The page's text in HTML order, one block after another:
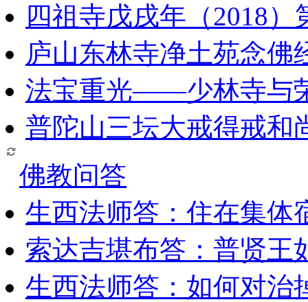
四祖寺戊戌年（2018
庐山东林寺净土苑念佛
法宝重光——少林寺与
普陀山三坛大戒得戒和
佛教问答
生西法师答：住在集体
索达吉堪布答：普贤王
生西法师答：如何对治